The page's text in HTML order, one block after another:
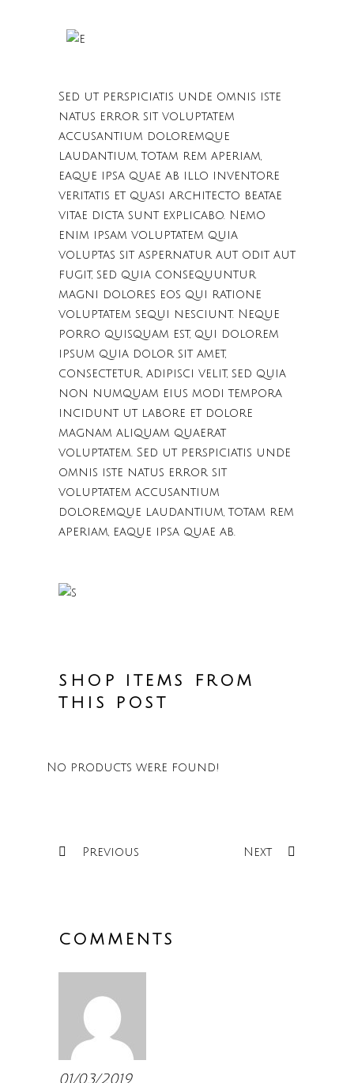
Sed ut perspiciatis unde omnis iste
natus error sit voluptatem
accusantium doloremque
laudantium, totam rem aperiam,
eaque ipsa quae ab illo inventore
veritatis et quasi architecto beatae
vitae dicta sunt explicabo. Nemo
enim ipsam voluptatem quia
voluptas sit aspernatur aut odit aut
fugit, sed quia consequuntur
magni dolores eos qui ratione
voluptatem sequi nesciunt. Neque
porro quisquam est, qui dolorem
ipsum quia dolor sit amet,
consectetur, adipisci velit, sed quia
non numquam eius modi tempora
incidunt ut labore et dolore
magnam aliquam quaerat
voluptatem. Sed ut perspiciatis unde
omnis iste natus error sit
voluptatem accusantium
doloremque laudantium, totam rem
aperiam, eaque ipsa quae ab.
SHOP ITEMS FROM
THIS POST
No products were found!
Previous Next
COMMENTS
01/03/2019